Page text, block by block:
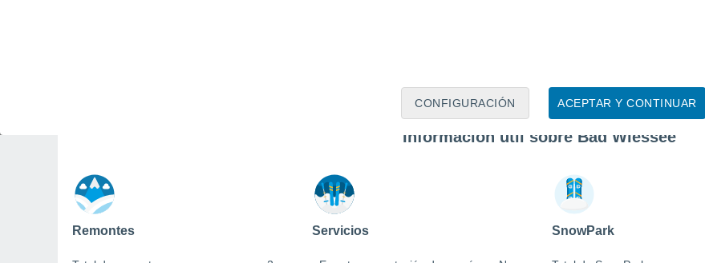
ACEPTAR Y CONTINUAR
CONFIGURACIÓN
Información útil sobre Bad Wiessee
Remontes Servicios SnowPark